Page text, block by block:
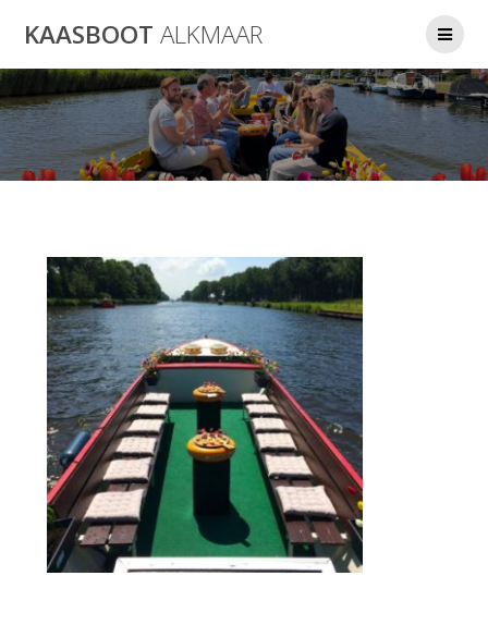
naar
inhoud
KAASBOOT ALKMAAR